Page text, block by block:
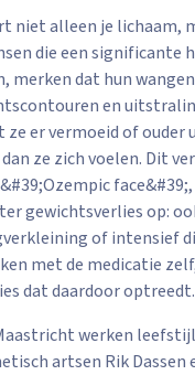
niet alleen je lichaam,
die een significante
merken dat hun
en
ze er vermoeid of ouder
ze zich voelen. Dit
gewichtsverlies op:
of intensief
met de medicatie
dat daardoor optreedt.
werken
artsen Rik Dassen